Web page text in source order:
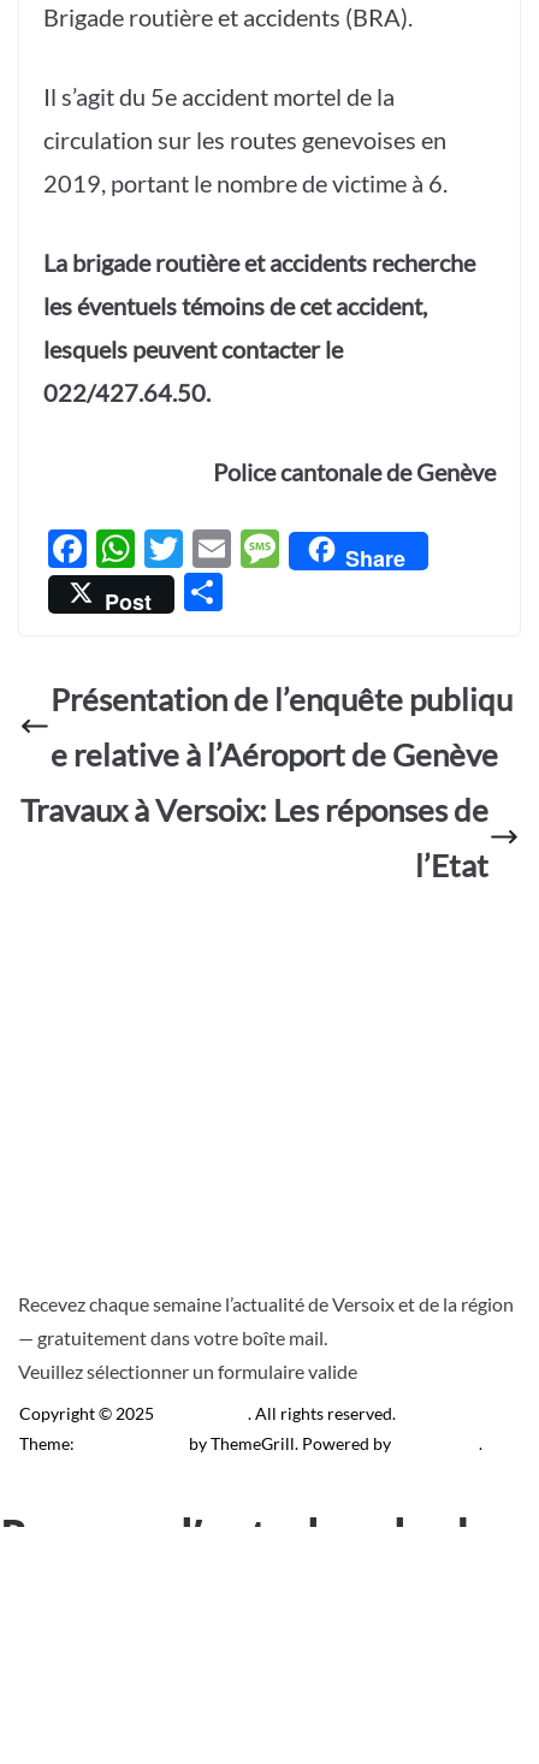
Brigade routière et accidents (BRA).
Il s’agit du 5e accident mortel de la
circulation sur les routes genevoises en
2019, portant le nombre de victime à 6.
La brigade routière et accidents recherche
les éventuels témoins de cet accident,
lesquels peuvent contacter le
022/427.64.50.
Police cantonale de Genève
F
ac
e
o
o
k
W
h
at
A
p
p
T
w
itt
E
M
es
e
Share
Post
g
er
Présentation de l’enquête publiqu
e relative à l’Aéroport de Genève
Travaux à Versoix: Les réponses de
l’Etat
Recevez chaque semaine l’actualité de Versoix et de la région
— gratuitement dans votre boîte mail.
Veuillez sélectionner un formulaire valide
Copyright © 2025
. All rights reserved.
Theme:
by ThemeGrill. Powered by .
Recevez l’actu locale de